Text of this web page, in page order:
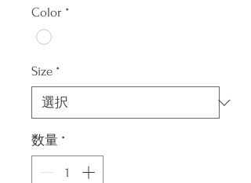
Color *
Size *
数量 *